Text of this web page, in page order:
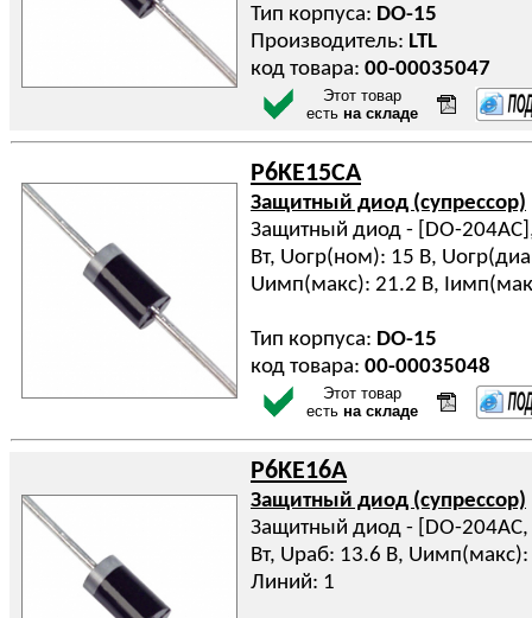
Тип корпуса: DO-15
Производитель: LTL
код товара: 00-00035047
Этот товар
есть на складе
P6KE15CA
Защитный диод (супрессор)
Защитный диод - [DO-
Вт, Uогр(ном): 15 В,
Uимп(макс): 21.2 В,
Тип корпуса: DO-15
код товара: 00-00035048
Этот товар
есть на складе
P6KE16A
Защитный диод (супрессор)
Защитный диод - [DO-
Вт, Uраб: 13.6 В,
Линий: 1